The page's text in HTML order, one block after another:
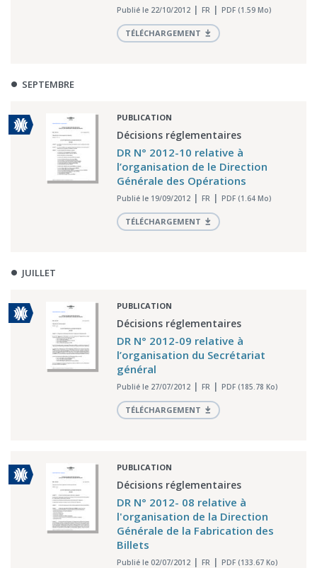
Publié le 22/10/2012 FR PDF (1.59 Mo)
TÉLÉCHARGEMENT
SEPTEMBRE
PUBLICATION
Décisions réglementaires
DR N° 2012-10 relative à
l’organisation de le Direction
Générale des Opérations
Publié le 19/09/2012 FR PDF (1.64 Mo)
TÉLÉCHARGEMENT
JUILLET
PUBLICATION
Décisions réglementaires
DR N° 2012-09 relative à
l’organisation du Secrétariat
général
Publié le 27/07/2012 FR PDF (185.78 Ko)
TÉLÉCHARGEMENT
PUBLICATION
Décisions réglementaires
DR N° 2012- 08 relative à
l'organisation de la Direction
Générale de la Fabrication des
Billets
Publié le 02/07/2012 FR PDF (133.67 Ko)